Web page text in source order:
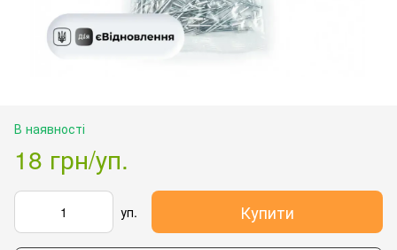
В наявності
18 грн/уп.
уп. Купити